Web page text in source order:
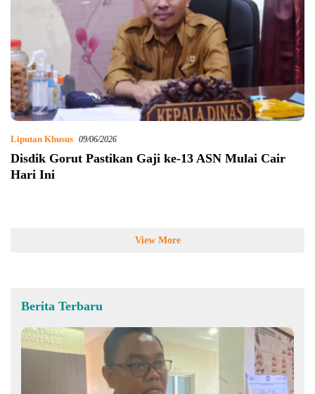
Liputan Khusus 09/06/2026
Disdik Gorut Pastikan Gaji ke-13 ASN Mulai Cair
Hari Ini
View More
Berita Terbaru